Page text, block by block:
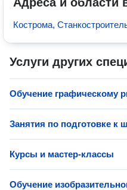
Кострома,
Услуги других
Обучение графическому
Занятия по подготовке к
Курсы и мастер-классы
Обучение